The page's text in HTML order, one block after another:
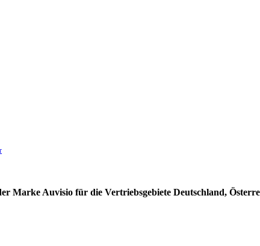
Marke Auvisio für die Vertriebsgebiete Deutschland,